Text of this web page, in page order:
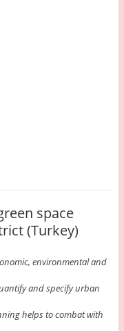
space
(Turkey)
environmental and
and specify urban
helps to combat with